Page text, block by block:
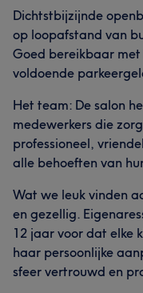
Dichtstbijzijnde
op loopafstand van
Goed bereikbaar
voldoende
Het team: De salon
medewerkers die
professioneel,
alle behoeften van
Wat we leuk vinden
en gezellig.
12 jaar voor dat elke
haar persoonlijke
sfeer vertrouwd en